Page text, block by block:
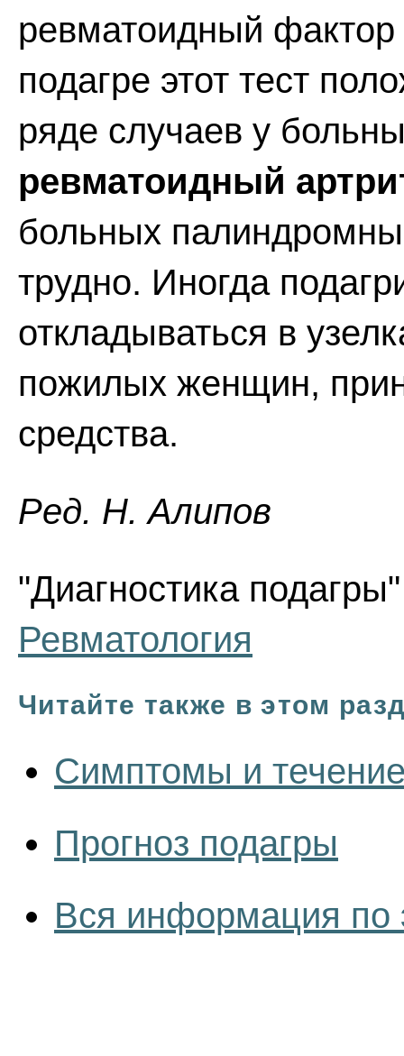
ревматоидный фактор
подагре этот тест
ряде случаев у
ревматоидный
больных
трудно. Иногда
откладываться в
пожилых женщин,
средства.
Ред. Н. Алипов
"Диагностика
Ревматология
Читайте также в этом
Симптомы и
Прогноз подагры
Вся информация по